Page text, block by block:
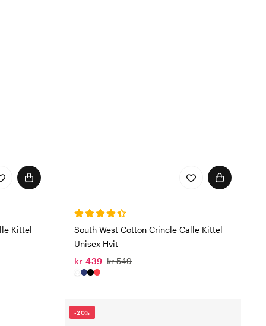
samtidig
der hvert plagg
Kittel
South West Cotton Crincle Calle Kittel
Unisex Hvit
kr 439 kr 549
-20%